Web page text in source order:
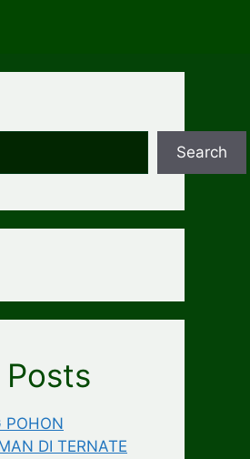
Search
POHON
DI TERNATE